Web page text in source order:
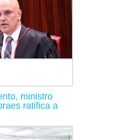
ministro
ratifica a